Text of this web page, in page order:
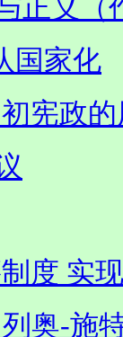
正义（
国家化
宪政
度 实
奥-施